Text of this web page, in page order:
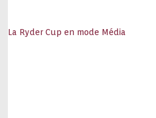
La Ryder Cup en mode Média